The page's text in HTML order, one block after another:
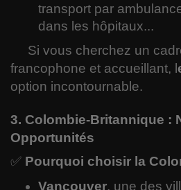
transport par
dans les hôpitaux...
Si vous cherchez un
francophone et accueillant, l
option incontournable.
3. Colombie-Britannique :
Opportunités
✅ Pourquoi choisir la
Vancouver, une des